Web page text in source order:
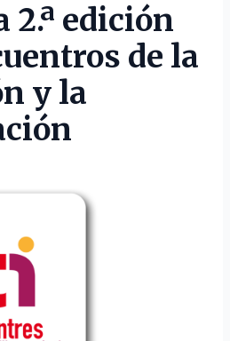
2.ª edición
de la
y la